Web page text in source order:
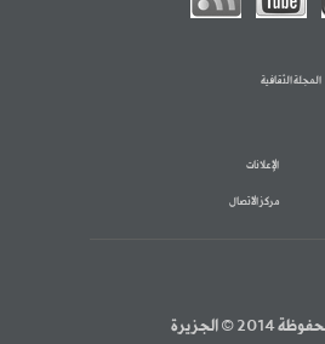
المجلة الثقافية
الإعلانات
مركز الاتصال
© الجزيرة